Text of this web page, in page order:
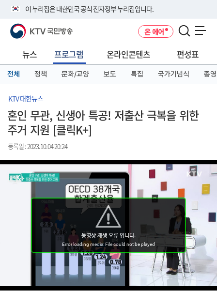
이 누리집은 대한민국 공식 전자정부 누리집입니다.
공식 누리집 주소 확인하기
니다.
이밖에 or.kr 또는 .kr등 다른 도메인 주소를 사용하고 있다면 아래 URL에
서 도메인 주소를 확인해 보세요
KTV 국민방송 온 에어
뉴스 프로그램 온라인콘텐츠 편성표
전체 정책 문화/교양 보도 특집 국가기념식 종영
KTV 대한뉴스
혼인 무관, 신생아 특공! 저출산 극복을 위한
주거 지원 [클릭K+]
등록일 : 2023.10.04 20:24